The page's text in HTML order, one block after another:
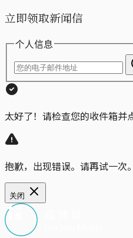
立即领取新闻信
个人信息
太好了！请检查您的收件箱并
抱歉，出现错误。请再试一次。
关闭